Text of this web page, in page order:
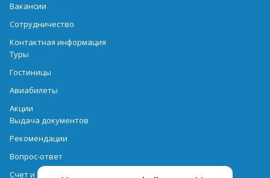
Вакансии
Сотрудничество
Контактная информация
Туры
Гостиницы
Авиабилеты
Акции
Выдача документов
Рекомендации
Вопрос-ответ
Счет и оплата